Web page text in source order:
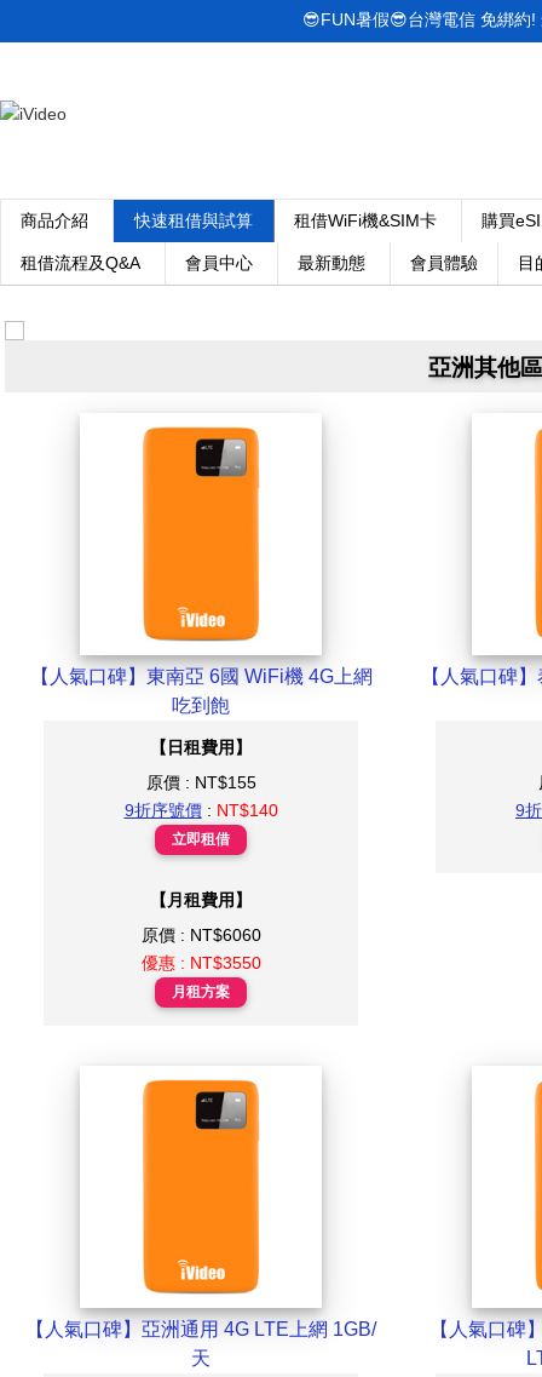
商品介紹 快速租借與試算 租借WiFi機&SIM卡 購買
租借流程及Q&A 會員中心 最新動態 會員體驗 目
😎FUN暑假😎台灣電信 免綁約
亞洲其他
【人氣口碑】東南亞 6國 WiFi機 4G上網
吃到飽
【日租費用】
原價 : NT$155
9折序號價: NT$140
立即租借
【月租費用】
原價 : NT$6060
優惠 : NT$3550
月租方案
【人氣口碑
9
【人氣口碑】亞洲通用 4G LTE上網 1GB/
天
【人氣口碑